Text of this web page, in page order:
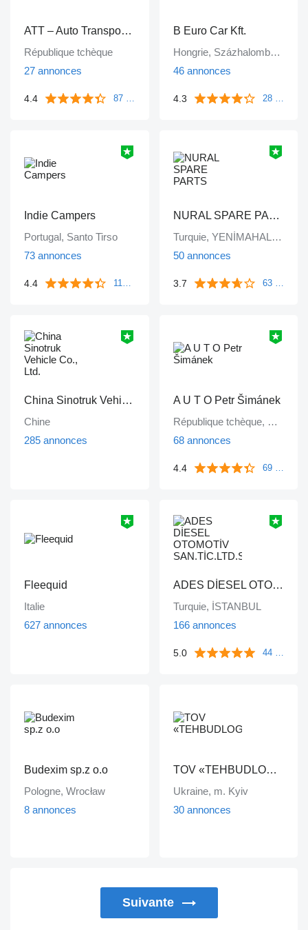
ATT – Auto Transport Technik
République tchèque
27 annonces
4.4 87 commentaires
B Euro Car Kft.
Hongrie, Százhalombatta
46 annonces
4.3 28 commentaires
Indie Campers
Portugal, Santo Tirso
73 annonces
4.4 1186 commentaires
NURAL SPARE PARTS
Turquie, YENİMAHALLE / ANKARA
50 annonces
3.7 63 commentaires
China Sinotruk Vehicle Co., Ltd.
Chine
285 annonces
A U T O Petr Šimánek
République tchèque, Štěpánovice
68 annonces
4.4 69 commentaires
Fleequid
Italie
627 annonces
ADES DİESEL OTOMOTİV SAN.TİC.LTD.STİ
Turquie, İSTANBUL
166 annonces
5.0 44 commentaires
Budexim sp.z o.o
Pologne, Wrocław
8 annonces
TOV «TEHBUDLOGISTIKA»
Ukraine, m. Kyiv
30 annonces
Suivante